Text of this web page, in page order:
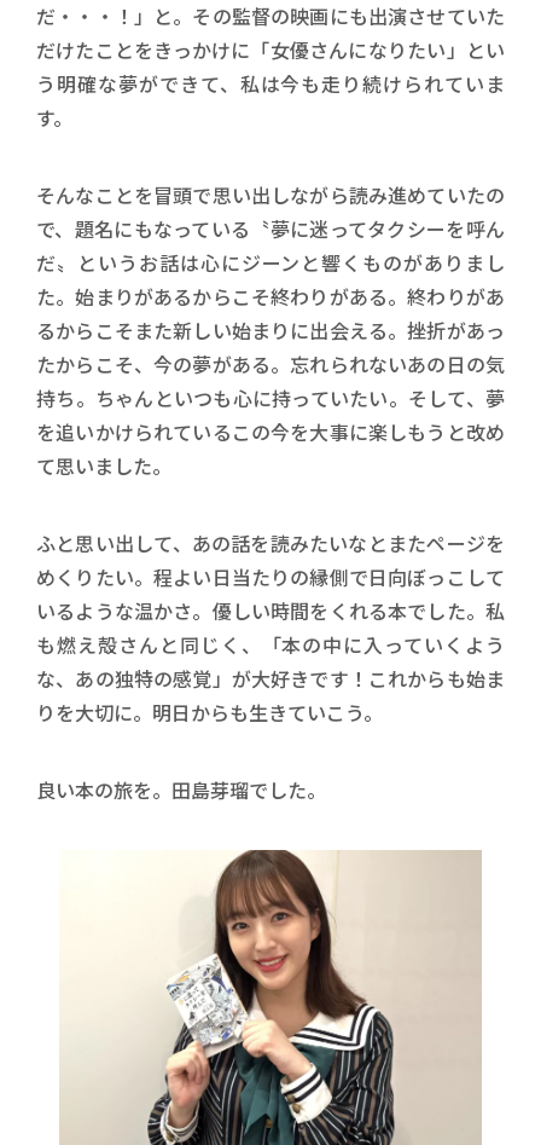
だ・・・！」と。その監督の映画にも出演させていた
だけたことをきっかけに「女優さんになりたい」とい
う明確な夢ができて、私は今も走り続けられていま
す。
そんなことを冒頭で思い出しながら読み進めていたの
で、題名にもなっている〝夢に迷ってタクシーを呼ん
だ〟というお話は心にジーンと響くものがありまし
た。始まりがあるからこそ終わりがある。終わりがあ
るからこそまた新しい始まりに出会える。挫折があっ
たからこそ、今の夢がある。忘れられないあの日の気
持ち。ちゃんといつも心に持っていたい。そして、夢
を追いかけられているこの今を大事に楽しもうと改め
て思いました。
ふと思い出して、あの話を読みたいなとまたページを
めくりたい。程よい日当たりの縁側で日向ぼっこして
いるような温かさ。優しい時間をくれる本でした。私
も燃え殻さんと同じく、「本の中に入っていくよう
な、あの独特の感覚」が大好きです！これからも始ま
りを大切に。明日からも生きていこう。
良い本の旅を。田島芽瑠でした。